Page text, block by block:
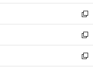
開
く
ウ
で
開
く
ン
ド
ウ
で
開
く
ウ
ィ
ン
ド
ウ
で
開
し
い
ウ
ィ
ン
ド
ウ
新
し
い
ウ
ィ
ン
新
し
い
ウ
新
し